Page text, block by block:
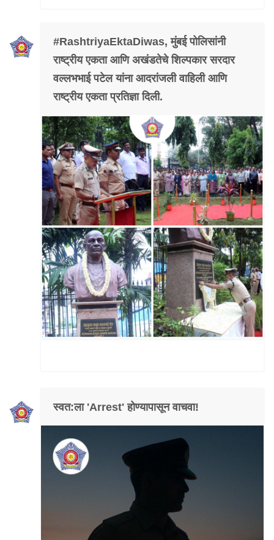
Contact Us
Police Station Incharge
Divisional ACP′s
Senior Police Officers
Emergency Contacts
Feedback
#RashtriyaEktaDiwas, मुंबई पोलिसांनी
राष्ट्रीय एकता आणि अखंडतेचे शिल्पकार सरदार
वल्लभभाई पटेल यांना आदरांजली वाहिली आणि
राष्ट्रीय एकता प्रतिज्ञा दिली.
स्वत:ला 'Arrest' होण्यापासून वाचवा!